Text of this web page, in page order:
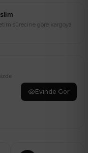
sürecine göre kargoya
Evinde Gör